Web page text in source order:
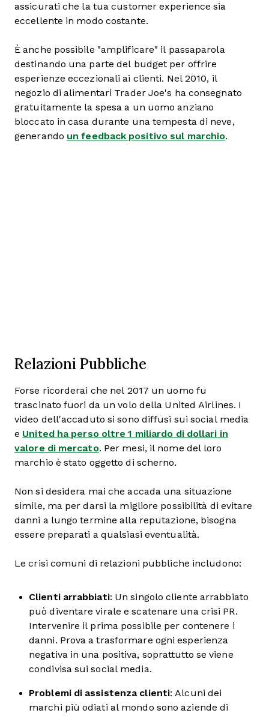
assicurati che la tua customer experience sia
eccellente in modo costante.
È anche possibile "amplificare" il passaparola
destinando una parte del budget per offrire
esperienze eccezionali ai clienti. Nel 2010, il
negozio di alimentari Trader Joe's ha consegnato
gratuitamente la spesa a un uomo anziano
bloccato in casa durante una tempesta di neve,
generando un feedback positivo sul marchio.
Relazioni Pubbliche
Forse ricorderai che nel 2017 un uomo fu
trascinato fuori da un volo della United Airlines. I
video dell'accaduto si sono diffusi sui social media
e United ha perso oltre 1 miliardo di dollari in
valore di mercato. Per mesi, il nome del loro
marchio è stato oggetto di scherno.
Non si desidera mai che accada una situazione
simile, ma per darsi la migliore possibilità di evitare
danni a lungo termine alla reputazione, bisogna
essere preparati a qualsiasi eventualità.
Le crisi comuni di relazioni pubbliche includono:
Clienti arrabbiati: Un singolo cliente arrabbiato
può diventare virale e scatenare una crisi PR.
Intervenire il prima possibile per contenere i
danni. Prova a trasformare ogni esperienza
negativa in una positiva, soprattutto se viene
condivisa sui social media.
Problemi di assistenza clienti: Alcuni dei
marchi più odiati al mondo sono aziende di